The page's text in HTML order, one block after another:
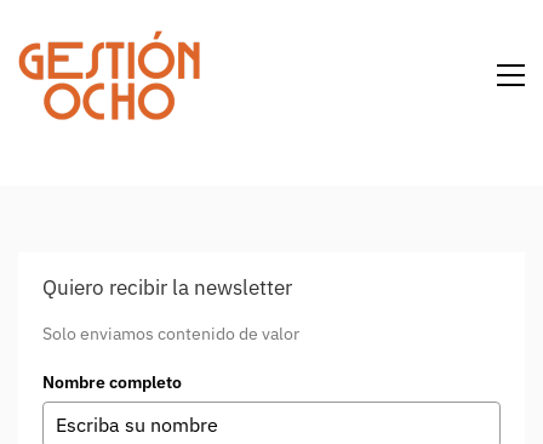
Quiero recibir la newsletter
Solo enviamos contenido de valor
Nombre completo